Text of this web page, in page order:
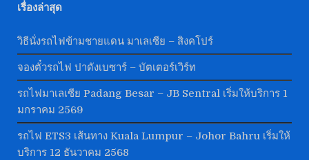
เรื่องล่าสุด
วิธีนั่งรถไฟข้ามชายแดน มาเลเซีย – สิงคโปร์
จองตั๋วรถไฟ ปาดังเบซาร์ – บัตเตอร์เวิร์ท
รถไฟมาเลเซีย Padang Besar – JB Sentral เริ่มให้บริการ 1
มกราคม 2569
รถไฟ ETS3 เส้นทาง Kuala Lumpur – Johor Bahru เริ่มให้
บริการ 12 ธันวาคม 2568